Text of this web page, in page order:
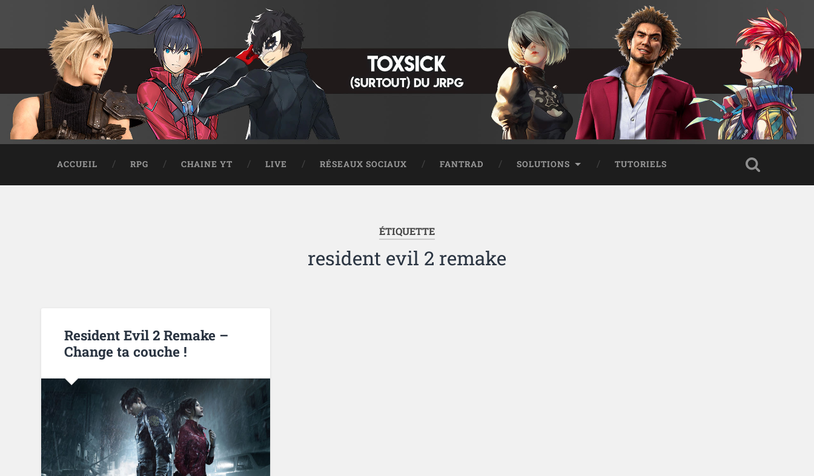
ACCUEIL RPG CHAINE YT LIVE RÉSEAUX SOCIAUX FANTRAD SOLUTIONS TUTORIELS
ÉTIQUETTE
resident evil 2 remake
Resident Evil 2 Remake –
Change ta couche !